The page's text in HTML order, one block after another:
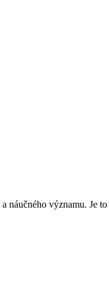
náučného významu. Je